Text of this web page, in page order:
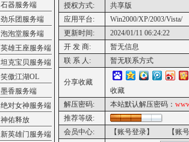
石器服务端
劲乐团服务端
泡泡堂服务端
英雄王座服务端
坦克宝贝服务端
笑傲江湖OL
墨香服务端
绝对女神服务端
神佑释放
新英雄门服务端
授权方式:
共享版
应用平台:
Win2000/XP/2003/Vista/
更新时间:
2024/01/11 06:24:22
开 发 商:
暂无信息
联 系 人:
暂无联系方式
分享收藏
收藏
解压密码:
本站默认解压密码：
推荐等级:
会员中心:
【账号登录】
【账